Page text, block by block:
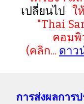
เปลี่ยนไป
ใ
"Thai
คอมพิ
(คลิก... ดาว
การส่งผลการ